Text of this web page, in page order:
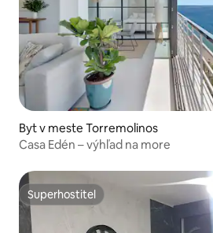
Byt v meste Torremolinos
Casa Edén – výhľad na more
Superhostiteľ
Superhostiteľ